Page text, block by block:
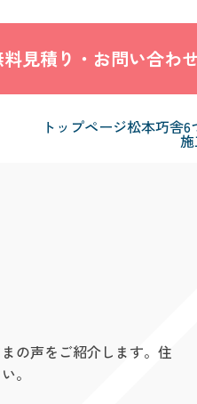
見積り・お問い合わ
トップページ松本巧舎6
の声をご紹介します。住
。